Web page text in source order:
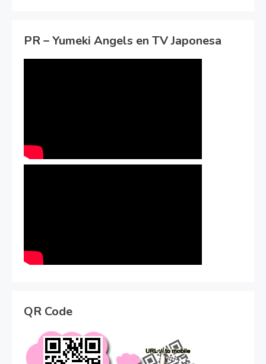
PR – Yumeki Angels en TV Japonesa
QR Code